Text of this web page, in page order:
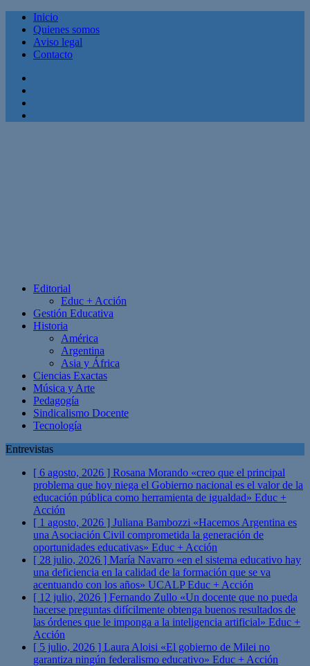
Inicio
Quienes somos
Aviso legal
Contacto
Editorial
Educ + Acción
Gestión Educativa
Historia
América
Argentina
Asia y África
Ciencias Exactas
Música y Arte
Pedagogía
Sindicalismo Docente
Tecnología
Entrevistas
[ 6 agosto, 2026 ] Rosana Morando «creo que el principal
problema que hoy niega el Gobierno nacional es el valor de la
educación pública como herramienta de igualdad» Educ +
Acción
[ 1 agosto, 2026 ] Juliana Bambozzi «Hacemos Argentina es
una Asociación Civil comprometida la generación de
oportunidades educativas» Educ + Acción
[ 28 julio, 2026 ] María Navarro «en el sistema educativo hay
una deficiencia en la calidad de la formación que se va
acentuando con los años» UCALPEduc + Acción
[ 12 julio, 2026 ] Fernando Zullo «Un docente que no pueda
hacerse preguntas difícilmente obtenga buenos resultados de
las órdenes que le imponga a la inteligencia artificial» Educ +
Acción
[ 5 julio, 2026 ] Laura Aloisi «El gobierno de Milei no
garantiza ningún federalismo educativo» Educ + Acción